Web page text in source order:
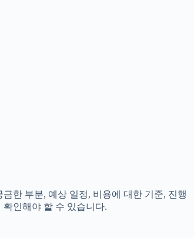
한 부분, 예상 일정, 비용에 대한 기준, 진행
인해야 할 수 있습니다.